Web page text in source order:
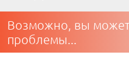
Возможно, вы
проблемы...